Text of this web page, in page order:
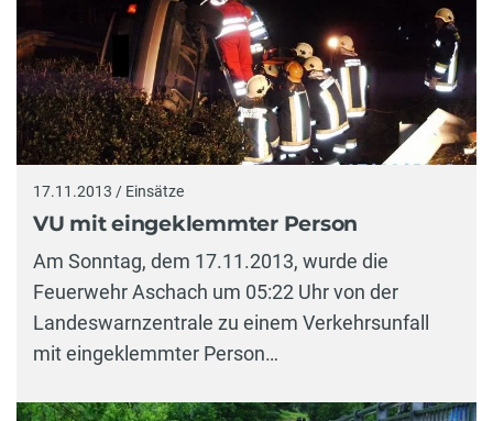
17.11.2013 / Einsätze
VU mit eingeklemmter Person
Am Sonntag, dem 17.11.2013, wurde die
Feuerwehr Aschach um 05:22 Uhr von der
Landeswarnzentrale zu einem Verkehrsunfall
mit eingeklemmter Person…